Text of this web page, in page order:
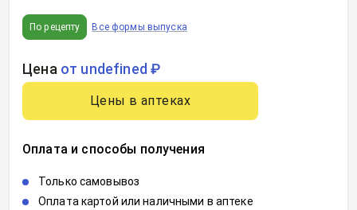
По рецепту Все формы выпуска
Цена от undefined ₽
Цены в аптеках
Оплата и способы получения
Только самовывоз
Оплата картой или наличными в аптеке